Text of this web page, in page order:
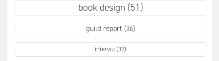
book design (51)
guild report (36)
interviu (32)